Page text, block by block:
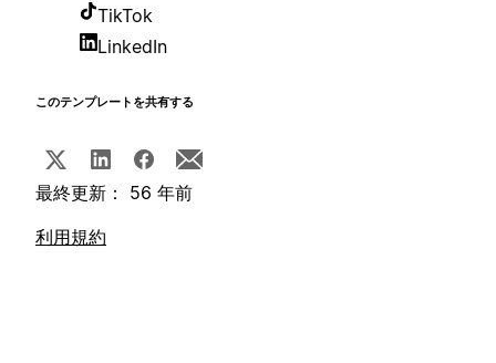
TikTok
LinkedIn
このテンプレートを共有する
最終更新： 56 年前
利用規約